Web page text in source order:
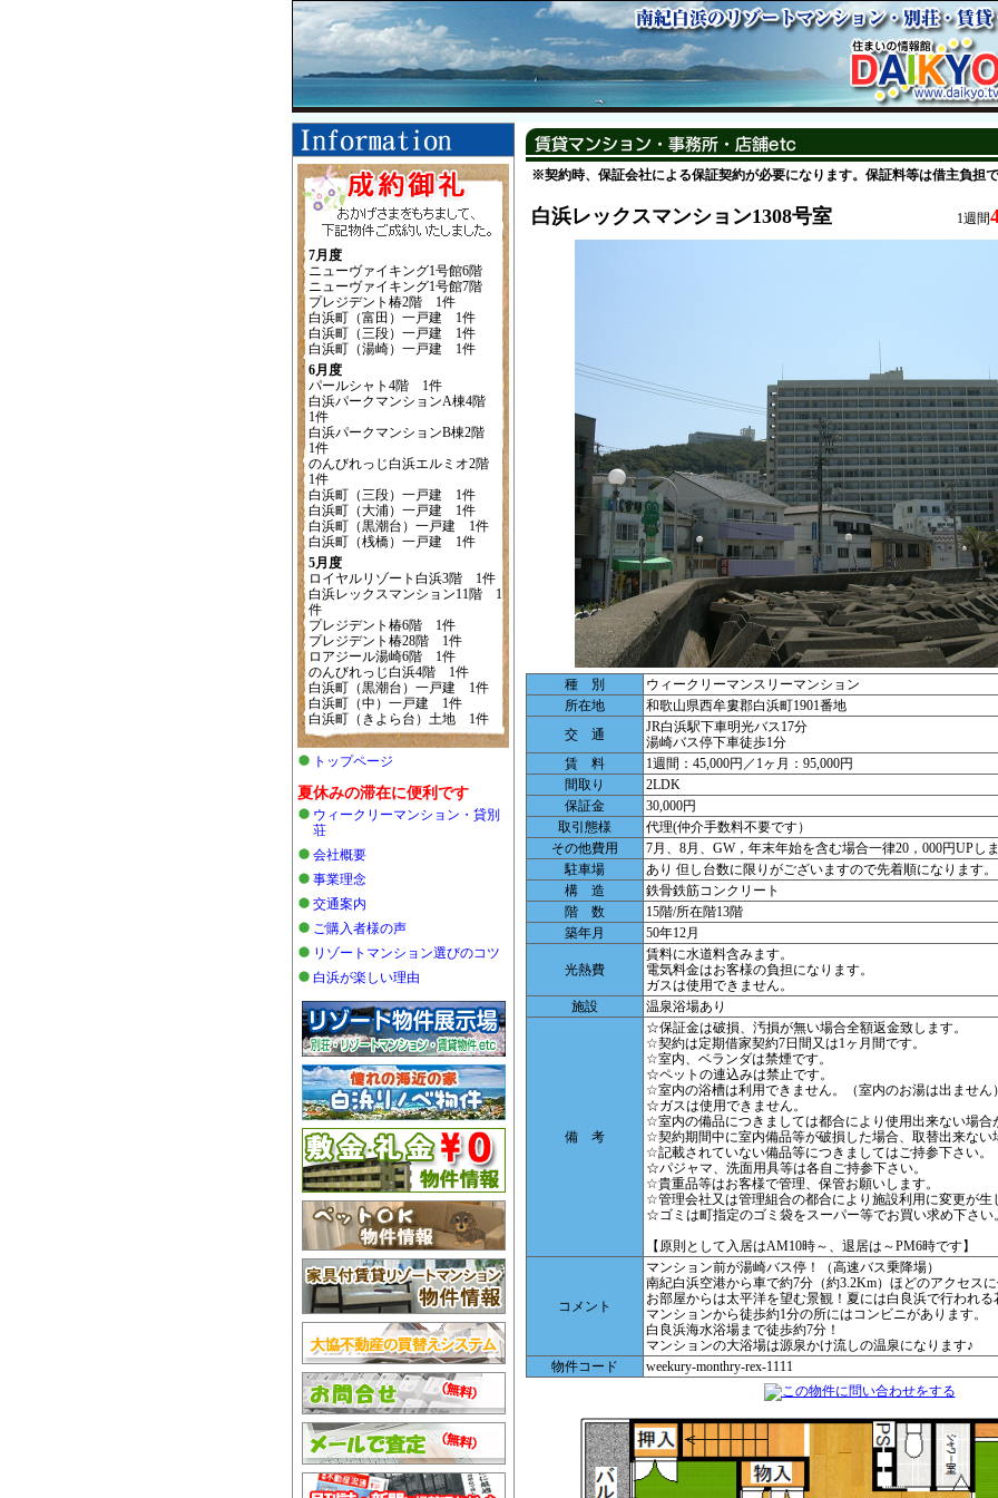
※契約時、保証会社による保証契約が必要になります。保証料等は借主負担
白浜レックスマンション1308号室 1週間
種 別
ウィークリーマンスリーマンション
所在地
和歌山県西牟婁郡白浜町1901番地
交 通
JR白浜駅下車明光バス17分
湯崎バス停下車徒歩1分
賃 料
1週間：45,000円／1ヶ月：95,000円
間取り
2LDK
保証金
30,000円
取引態様
代理(仲介手数料不要です）
その他費用
7月、8月、GW，年末年始を含む場合一律20，000円UPし
駐車場
あり 但し台数に限りがございますので先着順になります。
構 造
鉄骨鉄筋コンクリート
階 数
15階/所在階13階
築年月
50年12月
光熱費
賃料に水道料含みます。
電気料金はお客様の負担になります。
ガスは使用できません。
施設
温泉浴場あり
備 考
☆保証金は破損、汚損が無い場合全額返金致します。
☆契約は定期借家契約7日間又は1ヶ月間です。
☆室内、ベランダは禁煙です。
☆ペットの連込みは禁止です。
☆室内の浴槽は利用できません。（室内のお湯は出ません
☆ガスは使用できません。
☆室内の備品につきましては都合により使用出来ない場合
☆契約期間中に室内備品等が破損した場合、取替出来ない
☆記載されていない備品等につきましてはご持参下さい。
☆パジャマ、洗面用具等は各自ご持参下さい。
☆貴重品等はお客様で管理、保管お願いします。
☆管理会社又は管理組合の都合により施設利用に変更が生
☆ゴミは町指定のゴミ袋をスーパー等でお買い求め下さい
【原則として入居はAM10時～、退居は～PM6時です】
コメント
マンション前が湯崎バス停！（高速バス乗降場）
南紀白浜空港から車で約7分（約3.2Km）ほどのアクセス
お部屋からは太平洋を望む景観！夏には白良浜で行われ
マンションから徒歩約1分の所にはコンビニがあります。
白良浜海水浴場まで徒歩約7分！
マンションの大浴場は源泉かけ流しの温泉になります♪
物件コード
weekury-monthry-rex-1111
7月度
ニューヴァイキング1号館6階
ニューヴァイキング1号館7階
プレジデント椿2階 1件
白浜町（富田）一戸建 1件
白浜町（三段）一戸建 1件
白浜町（湯崎）一戸建 1件
6月度
パールシャト4階 1件
白浜パークマンションA棟4階
1件
白浜パークマンションB棟2階
1件
のんびれっじ白浜エルミオ2階
1件
白浜町（三段）一戸建 1件
白浜町（大浦）一戸建 1件
白浜町（黒潮台）一戸建 1件
白浜町（桟橋）一戸建 1件
5月度
ロイヤルリゾート白浜3階 1件
白浜レックスマンション11階 1
件
プレジデント椿6階 1件
プレジデント椿28階 1件
ロアジール湯崎6階 1件
のんびれっじ白浜4階 1件
白浜町（黒潮台）一戸建 1件
白浜町（中）一戸建 1件
白浜町（きよら台）土地 1件
トップページ
夏休みの滞在に便利です
ウィークリーマンション・貸別
荘
会社概要
事業理念
交通案内
ご購入者様の声
リゾートマンション選びのコツ
白浜が楽しい理由